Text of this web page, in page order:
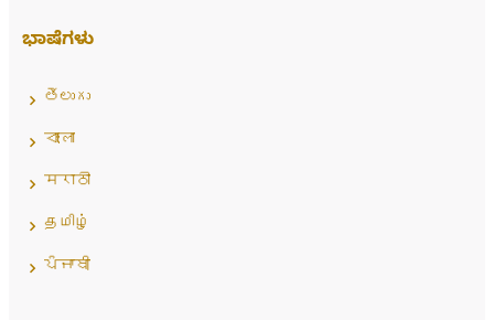
ಭಾಷೆಗಳು
తెలుగు
বাংলা
मराठी
தமிழ்
ਪੰਜਾਬੀ